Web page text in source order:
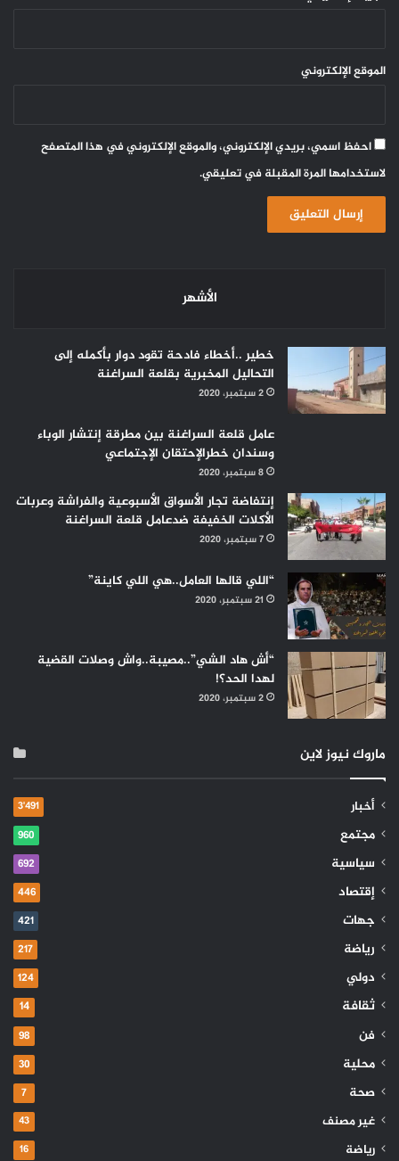
الموقع الإلكتروني
احفظ اسمي، بريدي الإلكتروني، والموقع الإلكتروني في هذا المتصفح
لاستخدامها المرة المقبلة في تعليقي.
الأشهر
خطير ..أخطاء فادحة تقود دوار بأكمله إلى
التحاليل المخبرية بقلعة السراغنة
2 سبتمبر، 2020
عامل قلعة السراغنة بين مطرقة إنتشار الوباء
وسندان خطرالإحتقان الإجتماعي
8 سبتمبر، 2020
إنتفاضة تجار الأسواق الأسبوعية والفراشة وعربات
الأكلات الخفيفة ضدعامل قلعة السراغنة
7 سبتمبر، 2020
“اللي قالها العامل..هي اللي كاينة”
21 سبتمبر، 2020
“أش هاد الشي”..مصيبة..واش وصلات القضية
لهدا الحد؟!
2 سبتمبر، 2020
ماروك نيوز لاين
أخبار 3٬491
مجتمع 960
سياسية 692
إقتصاد 446
جهات 421
رياضة 217
دولي 124
ثقافة 14
فن 98
محلية 30
صحة 7
غير مصنف 43
رياضة 16